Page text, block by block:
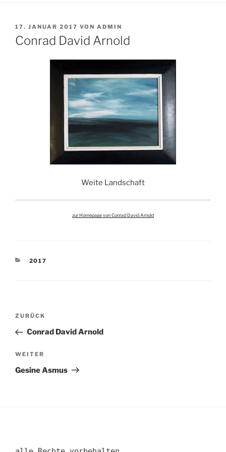
VERÖFFENTLICHT
AM
17. JANUAR 2017 VON ADMIN
Conrad David Arnold
Weite Landschaft
zur Homepage von Conrad David Arnold
KATEGORIEN
2017
Beitragsnavigation
Vorheriger
Beitrag
ZURÜCK
Conrad David Arnold
Nächster
Beitrag
WEITER
Gesine Asmus